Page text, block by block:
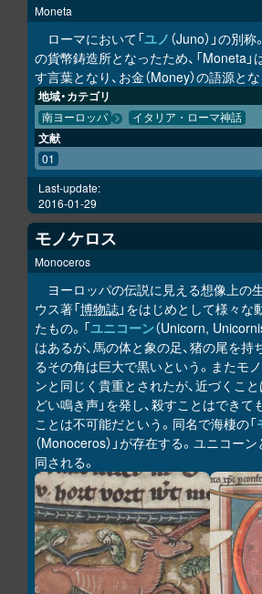
Moneta
ローマにおいて「ユノ （Juno）」の別
の貨幣鋳造所となったため、「Moneta
す言葉となり、お金（Money）の語源とな
地域・カテゴリ
南ヨーロッパ イタリア・ローマ神話
文献
01
Last-update:
2016-01-29
モノケロス
Monoceros
ヨーロッパの伝説に見える想像上の
ウス著「博物誌」をはじめとして様々
たもの。「ユニコーン（Unicorn,
はあるが、馬の体と象の足、猪の尾を持
るその角は巨大で黒いという。またモ
ンと同じく貴重とされたが、近づくこ
どい鳴き声」を発し、殺すことはでき
ことは不可能だという。同名で海棲の「
（Monoceros）」が存在する。ユニコー
同される。